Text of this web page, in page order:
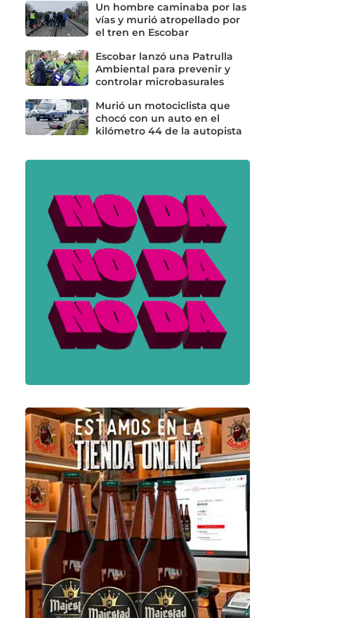
Un hombre caminaba por las
vías y murió atropellado por
el tren en Escobar
Escobar lanzó una Patrulla
Ambiental para prevenir y
controlar microbasurales
Murió un motociclista que
chocó con un auto en el
kilómetro 44 de la autopista